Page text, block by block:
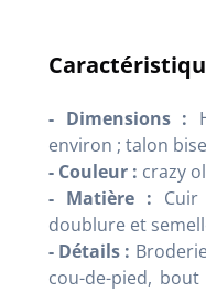
- Dimensions :
environ ; talon
- Couleur : crazy
- Matière :
doublure et
- Détails :
cou-de-pied,